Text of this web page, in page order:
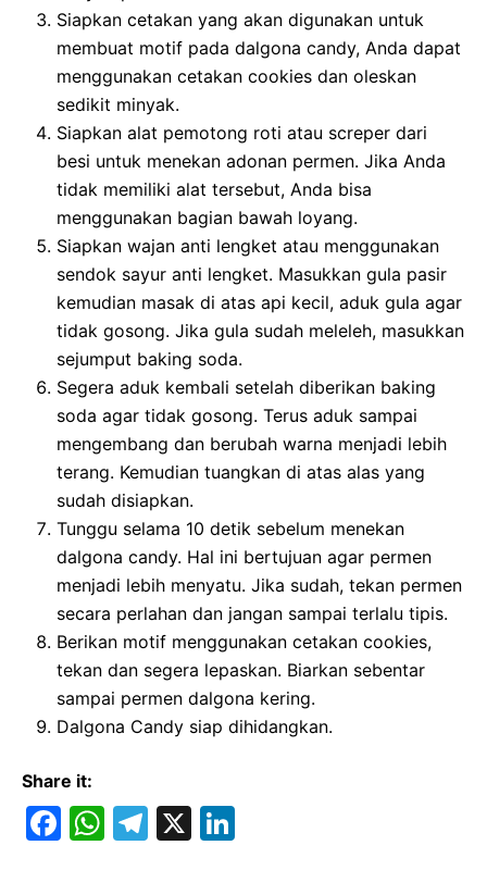
Siapkan cetakan yang akan digunakan untuk
membuat motif pada dalgona candy, Anda dapat
menggunakan cetakan cookies dan oleskan
sedikit minyak.
Siapkan alat pemotong roti atau screper dari
besi untuk menekan adonan permen. Jika Anda
tidak memiliki alat tersebut, Anda bisa
menggunakan bagian bawah loyang.
Siapkan wajan anti lengket atau menggunakan
sendok sayur anti lengket. Masukkan gula pasir
kemudian masak di atas api kecil, aduk gula agar
tidak gosong. Jika gula sudah meleleh, masukkan
sejumput baking soda.
Segera aduk kembali setelah diberikan baking
soda agar tidak gosong. Terus aduk sampai
mengembang dan berubah warna menjadi lebih
terang. Kemudian tuangkan di atas alas yang
sudah disiapkan.
Tunggu selama 10 detik sebelum menekan
dalgona candy. Hal ini bertujuan agar permen
menjadi lebih menyatu. Jika sudah, tekan permen
secara perlahan dan jangan sampai terlalu tipis.
Berikan motif menggunakan cetakan cookies,
tekan dan segera lepaskan. Biarkan sebentar
sampai permen dalgona kering.
Dalgona Candy siap dihidangkan.
Share it:
F
W T
X